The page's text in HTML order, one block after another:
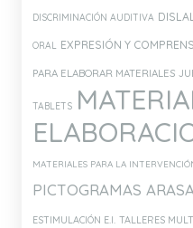
DISCRIMINACIÓN AUDITIVA
ORAL EXPRESIÓN Y
PARA ELABORAR MATERIALES
TABLETS
MATERIALES PARA LA
PICTOGRAMAS
ESTIMULACIÓN E.I. TALLERES